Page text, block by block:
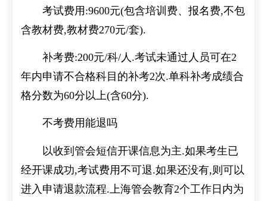
考试费用:9600元(包含培训费、报名费,不包
含教材费,教材费270元/套).
补考费:200元/科/人.考试未通过人员可在2
年内申请不合格科目的补考2次.单科补考成绩合
格分数为60分以上(含60分).
不考费用能退吗
以收到管会短信开课信息为主.如果考生已
经开课成功,考试费用不可退.如果还没有,则可以
进入申请退款流程.上海管会教育2个工作日内为